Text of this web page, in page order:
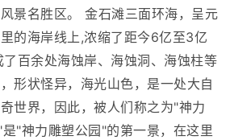
景名胜区。 金石滩三面环海，呈元
的海岸线上,浓缩了距今6亿至3亿
百余处海蚀岸、海蚀洞、海蚀柱等
形状怪异，海光山色，是一处大自
世界，因此，被人们称之为"神力
"神力雕塑公园"的第一景，在这里